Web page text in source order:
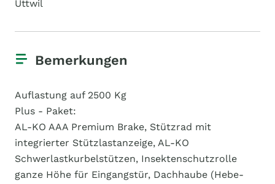
Uttwil
Bemerkungen
Auflastung auf 2500 Kg
Plus - Paket:
AL-KO AAA Premium Brake, Stützrad mit
integrierter Stützlastanzeige, AL-KO
Schwerlastkurbelstützen, Insektenschutzrolle
ganze Höhe für Eingangstür, Dachhaube (Hebe-